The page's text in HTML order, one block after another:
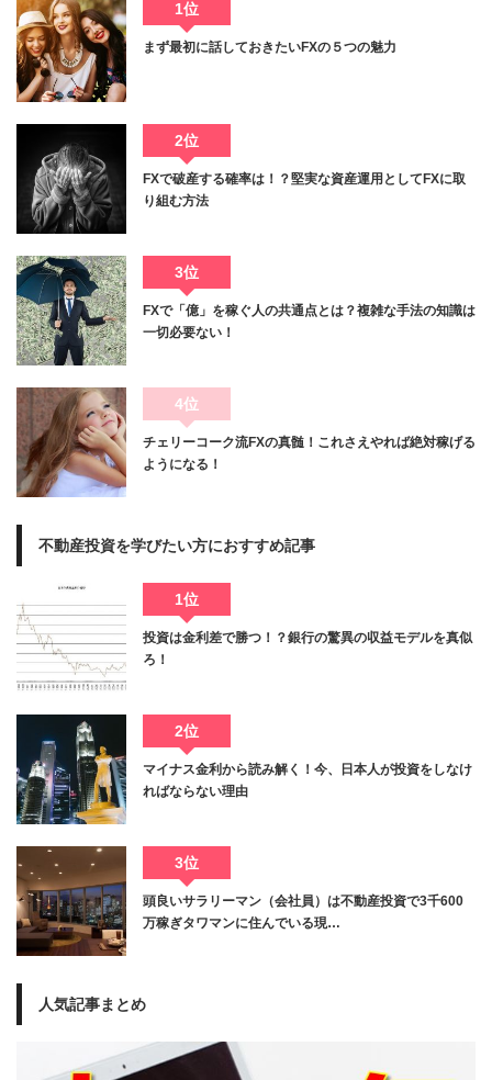
1位
まず最初に話しておきたいFXの５つの魅力
2位
FXで破産する確率は！？堅実な資産運用としてFXに取
り組む方法
3位
FXで「億」を稼ぐ人の共通点とは？複雑な手法の知識は
一切必要ない！
4位
チェリーコーク流FXの真髄！これさえやれば絶対稼げる
ようになる！
不動産投資を学びたい方におすすめ記事
1位
投資は金利差で勝つ！？銀行の驚異の収益モデルを真似
ろ！
2位
マイナス金利から読み解く！今、日本人が投資をしなけ
ればならない理由
3位
頭良いサラリーマン（会社員）は不動産投資で3千600
万稼ぎタワマンに住んでいる現…
人気記事まとめ